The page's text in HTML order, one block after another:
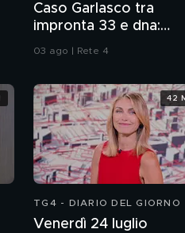
Caso Garlasco tra
impronta 33 e dna:
consulenze a
03 ago | Rete 4
TG4 - DIARIO DEL GIORNO
Venerdì 24 luglio
42